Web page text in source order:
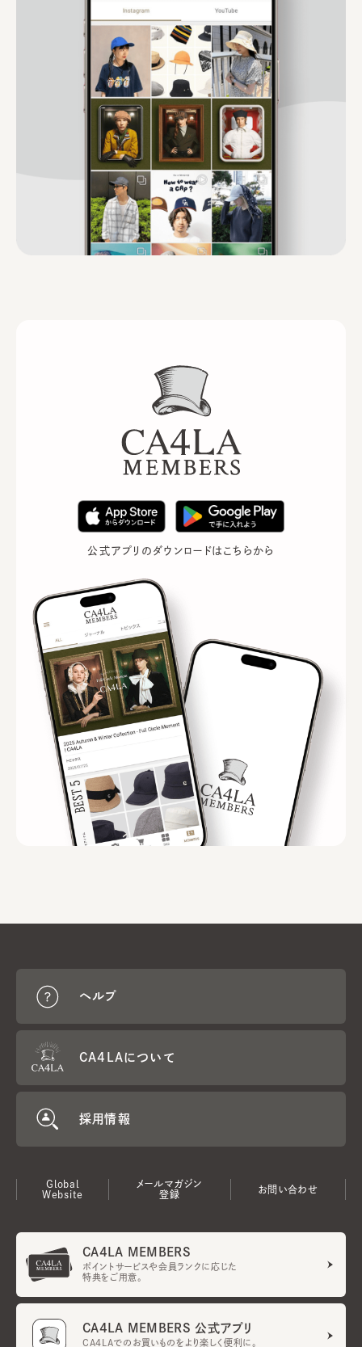
公式アプリのダウンロードはこちらから
ヘルプ
CA4LAについて
採用情報
Global
Website
メールマガジン
登録
お問い合わせ
CA4LA MEMBERS
ポイントサービスや会員ランクに応じた
特典をご用意。
CA4LA MEMBERS 公式アプリ
CA4LAでのお買いものをより楽しく便利に。